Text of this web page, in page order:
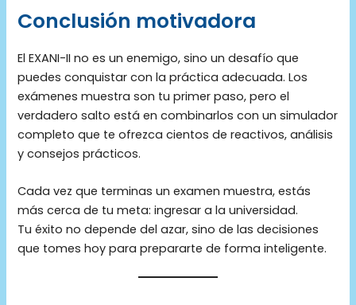
Conclusión motivadora
El EXANI-II no es un enemigo, sino un desafío que
puedes conquistar con la práctica adecuada. Los
exámenes muestra son tu primer paso, pero el
verdadero salto está en combinarlos con un simulador
completo que te ofrezca cientos de reactivos, análisis
y consejos prácticos.
Cada vez que terminas un examen muestra, estás
más cerca de tu meta: ingresar a la universidad.
Tu éxito no depende del azar, sino de las decisiones
que tomes hoy para prepararte de forma inteligente.